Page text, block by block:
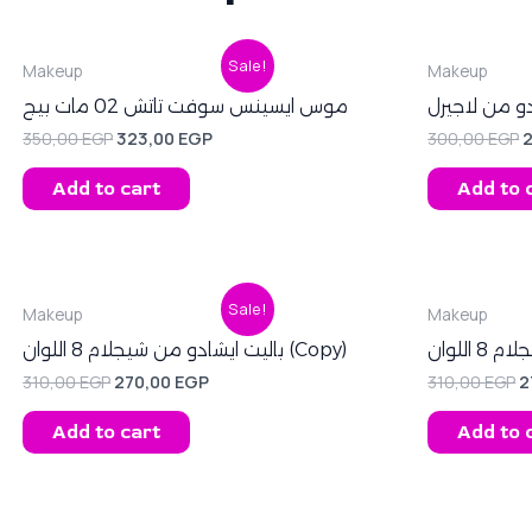
Sale!
Makeup
موس ايسينس سوفت تاتش 02 مات بيج
350,00EGP
was:
350,00 EGP.
323,00 EGP
Current
price
is:
323,00 EGP.
Add to cart
Makeup
300,00EGP
Add to
Sale!
Makeup
باليت ايشادو من شيجلام 8 اللوان (Copy)
310,00EGP
was:
310,00 EGP.
270,00 EGP
Current
price
is:
270,00 EGP.
Add to cart
Makeup
310,00EGP
Add to